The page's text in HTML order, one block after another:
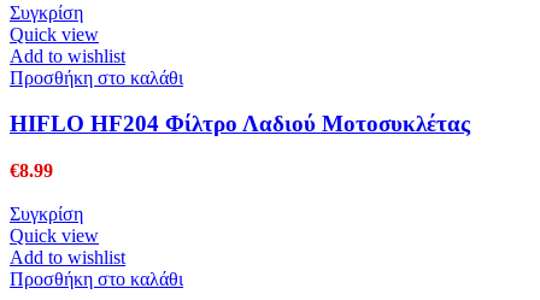
Συγκρίση
Quick view
Add to wishlist
Προσθήκη στο καλάθι
HIFLO HF204 Φίλτρο Λαδιού Μοτοσυκλέτας
€8.99
Συγκρίση
Quick view
Add to wishlist
Προσθήκη στο καλάθι